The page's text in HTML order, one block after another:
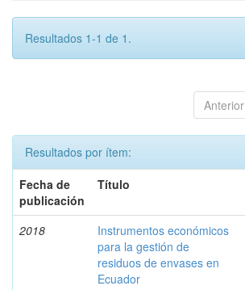
Resultados 1-1 de 1.
Anterior
Resultados por ítem:
Fecha de
publicación
Título
2018
Instrumentos económicos
para la gestión de
residuos de envases en
Ecuador